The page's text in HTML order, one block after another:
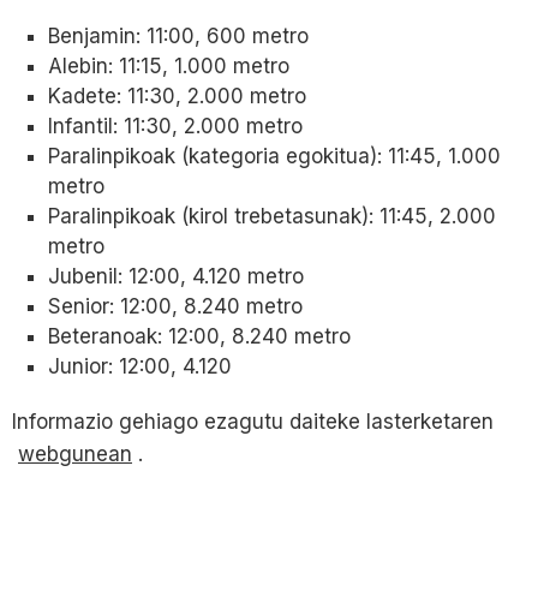
Benjamin: 11:00, 600 metro
Alebin: 11:15, 1.000 metro
Kadete: 11:30, 2.000 metro
Infantil: 11:30, 2.000 metro
Paralinpikoak (kategoria egokitua): 11:45, 1.000
metro
Paralinpikoak (kirol trebetasunak): 11:45, 2.000
metro
Jubenil: 12:00, 4.120 metro
Senior: 12:00, 8.240 metro
Beteranoak: 12:00, 8.240 metro
Junior: 12:00, 4.120
Informazio gehiago ezagutu daiteke lasterketaren
webgunean .